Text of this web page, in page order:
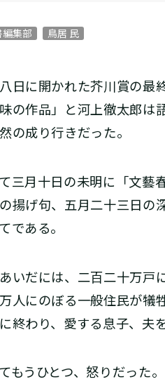
編集部 鳥居 民
日に開かれた芥川賞の最
の作品」と河上徹太郎は
の成り行きだった。
三月十日の未明に「文藝
揚げ句、五月二十三日の
である。
いだには、二百二十万戸
人にのぼる一般住民が犠
終わり、愛する息子、夫
もうひとつ、怒りだった